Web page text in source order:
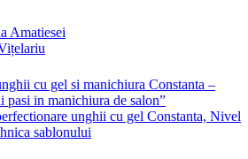
Amatiesei
cu gel si manichiura Constanta –
pasi in manichiura de salon”
unghii cu gel Constanta, Nivel
sablonului